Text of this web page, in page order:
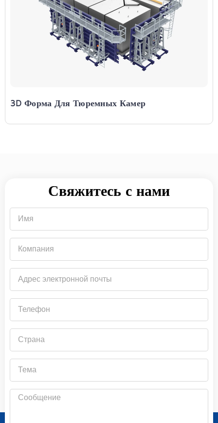
3D Форма Для Тюремных Камер
Свяжитесь с нами
электронной
почты
Сообщение